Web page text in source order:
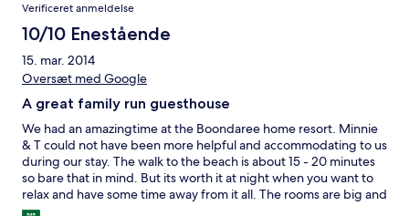
kveld. Gratis grill mat fikk vi også en kveld. Tenker kanskje
skumle MC folk,men det er så langt unna du kan komme,var
innom hver kveld for en prat,drikke og live musikk. Dette
hotellet bor jeg gledelig på igjen,får veldig mye for pengene
her.
Verificeret anmeldelse
10/10 Enestående
15. mar. 2014
Oversæt med Google
A great family run guesthouse
We had an amazingtime at the Boondaree home resort. Minnie
& T could not have been more helpful and accommodating to us
during our stay. The walk to the beach is about 15 - 20 minutes
so bare that in mind. But its worth it at night when you want to
relax and have some time away from it all. The rooms are big and
spacious and the pool is great to come back to after a day at the